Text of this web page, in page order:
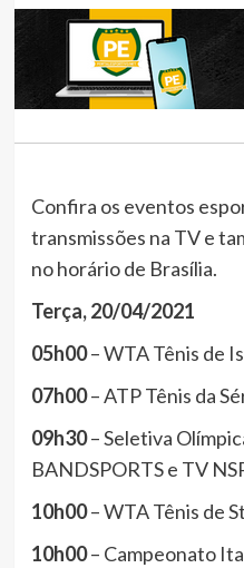
Confira os eventos
transmissões na TV e
no horário de Brasília.
Terça, 20/04/2021
05h00– WTA Tênis de
07h00– ATP Tênis da
09h30– Seletiva
BANDSPORTS e TV
10h00– WTA Tênis de
10h00– Campeonato